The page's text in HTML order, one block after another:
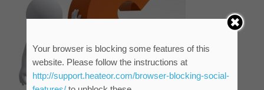
Your browser is blocking some features of this
website. Please follow the instructions at
http://support.heateor.com/browser-blocking-social-